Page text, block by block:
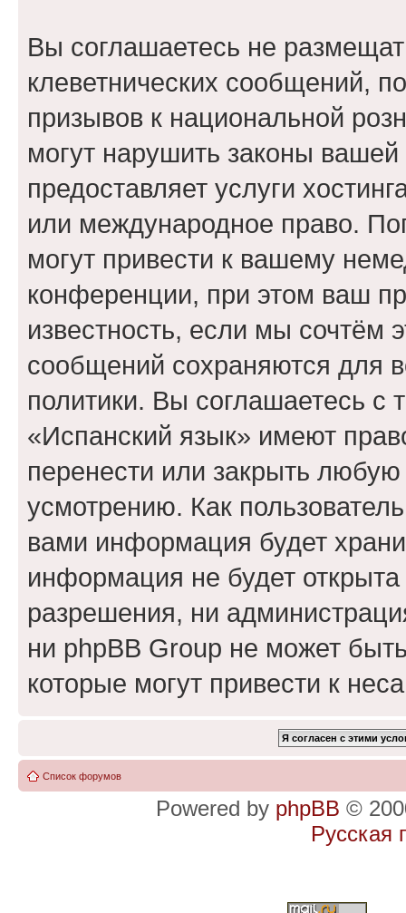
Вы соглашаетесь не
клеветнических сообщений,
призывов к национальной
могут нарушить законы
предоставляет услуги
или международное право.
могут привести к вашему
конференции, при этом ваш
известность, если мы сочтём
сообщений сохраняются для
политики. Вы соглашаетесь
«Испанский язык» имеют
перенести или закрыть
усмотрению. Как
вами информация будет
информация не будет
разрешения, ни
ни phpBB Group не может
которые могут привести к
Список форумов
Powered by phpBB ©
Русская